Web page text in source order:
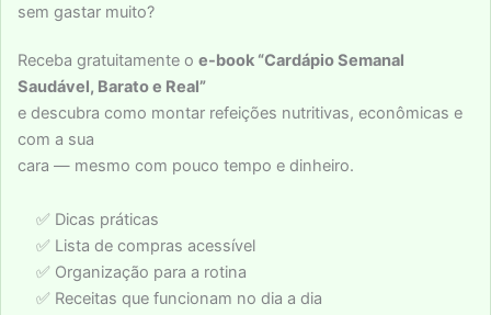
sem gastar muito?
Receba gratuitamente o e-book “Cardápio Semanal
Saudável, Barato e Real”
e descubra como montar refeições nutritivas, econômicas e
com a sua
cara — mesmo com pouco tempo e dinheiro.
✅ Dicas práticas
✅ Lista de compras acessível
✅ Organização para a rotina
✅ Receitas que funcionam no dia a dia